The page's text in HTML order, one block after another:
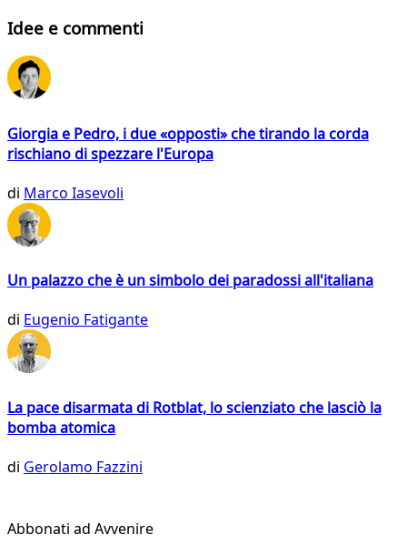
Idee e commenti
Giorgia e Pedro, i due «opposti» che tirando la corda
rischiano di spezzare l'Europa
di Marco Iasevoli
Un palazzo che è un simbolo dei paradossi all'italiana
di Eugenio Fatigante
La pace disarmata di Rotblat, lo scienziato che lasciò la
bomba atomica
di Gerolamo Fazzini
Abbonati ad Avvenire